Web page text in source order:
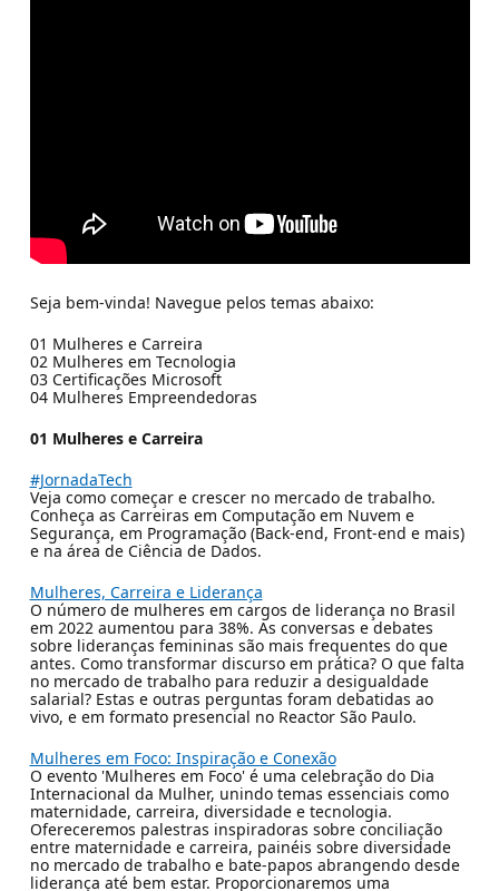
Seja bem-vinda! Navegue pelos temas abaixo:
01 Mulheres e Carreira
02 Mulheres em Tecnologia
03 Certificações Microsoft
04 Mulheres Empreendedoras
01 Mulheres e Carreira
#JornadaTech
Veja como começar e crescer no mercado de trabalho.
Conheça as Carreiras em Computação em Nuvem e
Segurança, em Programação (Back-end, Front-end e mais)
e na área de Ciência de Dados.
Mulheres, Carreira e Liderança
O número de mulheres em cargos de liderança no Brasil
em 2022 aumentou para 38%. As conversas e debates
sobre lideranças femininas são mais frequentes do que
antes. Como transformar discurso em prática? O que falta
no mercado de trabalho para reduzir a desigualdade
salarial? Estas e outras perguntas foram debatidas ao
vivo, e em formato presencial no Reactor São Paulo.
Mulheres em Foco: Inspiração e Conexão
O evento 'Mulheres em Foco' é uma celebração do Dia
Internacional da Mulher, unindo temas essenciais como
maternidade, carreira, diversidade e tecnologia.
Ofereceremos palestras inspiradoras sobre conciliação
entre maternidade e carreira, painéis sobre diversidade
no mercado de trabalho e bate-papos abrangendo desde
liderança até bem estar. Proporcionaremos uma